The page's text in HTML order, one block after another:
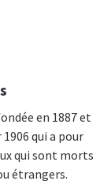
en 1887 et
qui a pour
qui sont morts
étrangers.